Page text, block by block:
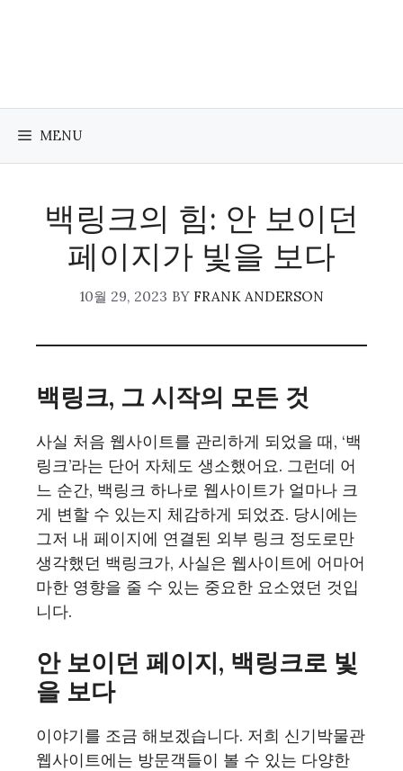
MENU
백링크의 힘: 안 보이던
페이지가 빛을 보다
10월 29, 2023 BY FRANK ANDERSON
백링크, 그 시작의 모든 것
사실 처음 웹사이트를 관리하게 되었을 때, ‘백
링크’라는 단어 자체도 생소했어요. 그런데 어
느 순간, 백링크 하나로 웹사이트가 얼마나 크
게 변할 수 있는지 체감하게 되었죠. 당시에는
그저 내 페이지에 연결된 외부 링크 정도로만
생각했던 백링크가, 사실은 웹사이트에 어마어
마한 영향을 줄 수 있는 중요한 요소였던 것입
니다.
안 보이던 페이지, 백링크로 빛
을 보다
이야기를 조금 해보겠습니다. 저희 신기박물관
웹사이트에는 방문객들이 볼 수 있는 다양한